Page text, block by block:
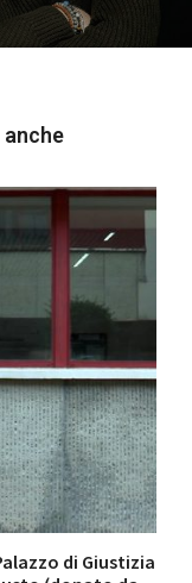
anche
di Giustizia